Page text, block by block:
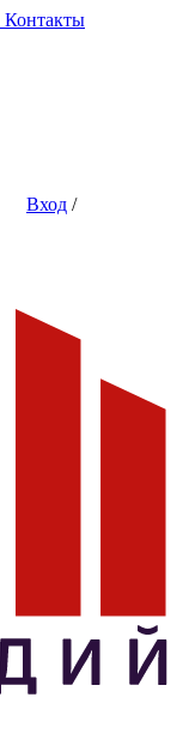
Контакты
Вход /